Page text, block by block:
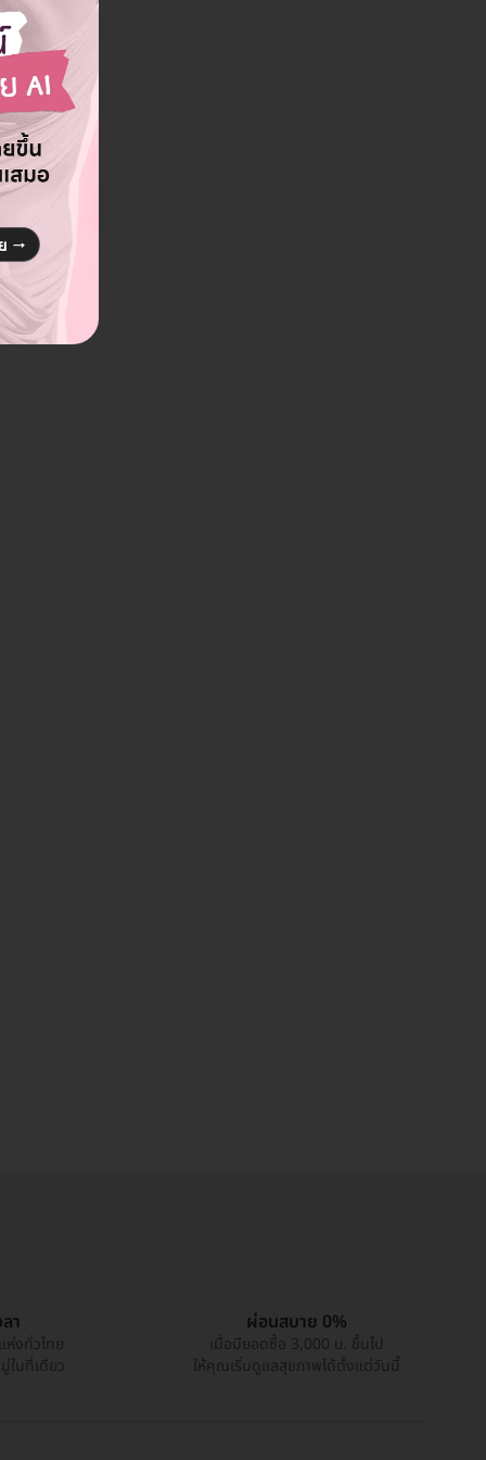
า
งทั่วไทย
ในที่เดียว
ผ่อนสบาย 0%
เมื่อมียอดซื้อ 3,000 บ. ขึ้นไป
ให้คุณเริ่มดูแลสุขภาพได้ตั้งแต่วันนี้